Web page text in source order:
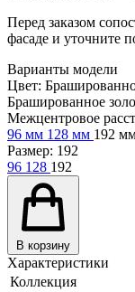
Перед заказом
фасаде и уточните
Варианты модели
Цвет:
Брашированное
Межцентровое
96 мм 128 мм 192
Размер: 192
96 128 192
В корзину
Характеристики
Коллекция